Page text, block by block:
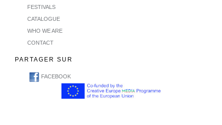
FESTIVALS
CATALOGUE
WHO WE ARE
CONTACT
PARTAGER SUR
FACEBOOK